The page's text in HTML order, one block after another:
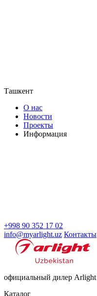
Ташкент
О нас
Новости
Проекты
Информация
+998 90 352 17 02
info@myarlight.uz Контакты
официальный дилер Arlight
Каталог